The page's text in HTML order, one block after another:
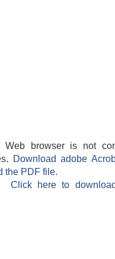
Web browser is not
Download adobe
the PDF file.
Click here to